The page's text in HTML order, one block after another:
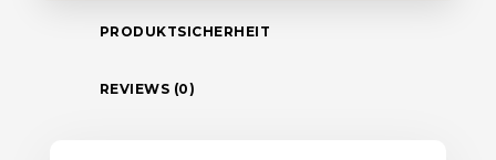
PRODUKTSICHERHEIT
REVIEWS (0)